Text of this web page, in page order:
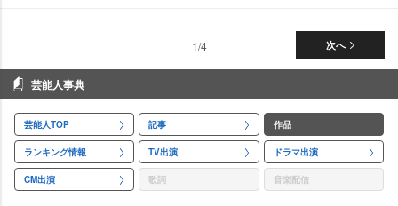
次へ
1/4
芸能人事典
芸能人TOP 記事 作品
ランキング情報 TV出演 ドラマ出演
CM出演 歌詞 音楽配信